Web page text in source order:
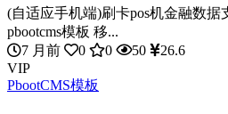
(自适应手机端)刷卡pos机金融数
pbootcms模板 移...
7 月前
0 0 50
26.6
VIP
PbootCMS模板